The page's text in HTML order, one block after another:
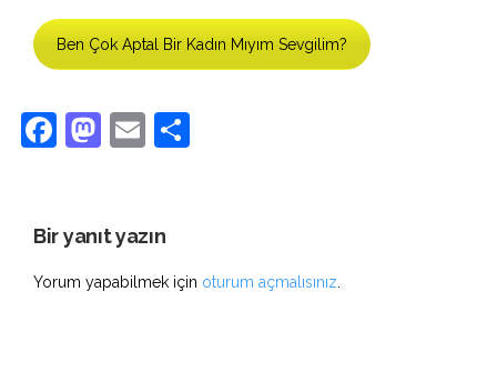
Ben Çok Aptal Bir Kadın Mıyım Sevgilim?
Facebook
Mastodon
Email
Bir yanıt yazın
Yorum yapabilmek için oturum açmalısınız